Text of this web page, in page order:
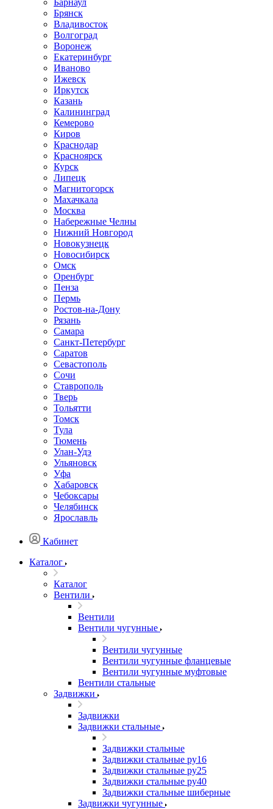
Барнаул
Брянск
Владивосток
Волгоград
Воронеж
Екатеринбург
Иваново
Ижевск
Иркутск
Казань
Калининград
Кемерово
Киров
Краснодар
Красноярск
Курск
Липецк
Магнитогорск
Махачкала
Москва
Набережные Челны
Нижний Новгород
Новокузнецк
Новосибирск
Омск
Оренбург
Пенза
Пермь
Ростов-на-Дону
Рязань
Самара
Санкт-Петербург
Саратов
Севастополь
Сочи
Ставрополь
Тверь
Тольятти
Томск
Тула
Тюмень
Улан-Удэ
Ульяновск
Уфа
Хабаровск
Чебоксары
Челябинск
Ярославль
Кабинет
Каталог
Каталог
Вентили
Вентили
Вентили чугунные
Вентили чугунные
Вентили чугунные фланцевые
Вентили чугунные муфтовые
Вентили стальные
Задвижки
Задвижки
Задвижки стальные
Задвижки стальные
Задвижки стальные ру16
Задвижки стальные ру25
Задвижки стальные ру40
Задвижки стальные шиберные
Задвижки чугунные